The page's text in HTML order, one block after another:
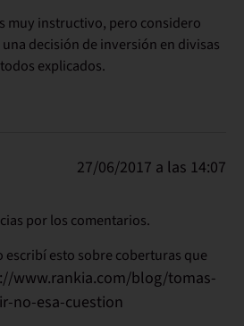
muy instructivo, pero considero
decisión de inversión en divisas
explicados.
27/06/2017 a las 14:07
por los comentarios.
escribí esto sobre coberturas que
www.rankia.com/blog/tomas-
no-esa-cuestion